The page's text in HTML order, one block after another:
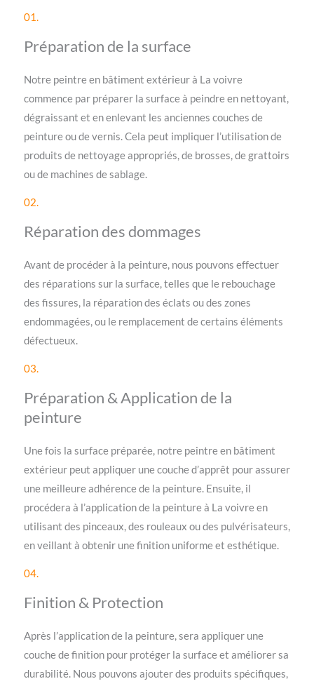
01.
Préparation de la surface
Notre peintre en bâtiment extérieur à La voivre
commence par préparer la surface à peindre en nettoyant,
dégraissant et en enlevant les anciennes couches de
peinture ou de vernis. Cela peut impliquer l’utilisation de
produits de nettoyage appropriés, de brosses, de grattoirs
ou de machines de sablage.
02.
Réparation des dommages
Avant de procéder à la peinture, nous pouvons effectuer
des réparations sur la surface, telles que le rebouchage
des fissures, la réparation des éclats ou des zones
endommagées, ou le remplacement de certains éléments
défectueux.
03.
Préparation & Application de la
peinture
Une fois la surface préparée, notre peintre en bâtiment
extérieur peut appliquer une couche d’apprêt pour assurer
une meilleure adhérence de la peinture. Ensuite, il
procédera à l’application de la peinture à La voivre en
utilisant des pinceaux, des rouleaux ou des pulvérisateurs,
en veillant à obtenir une finition uniforme et esthétique.
04.
Finition & Protection
Après l’application de la peinture, sera appliquer une
couche de finition pour protéger la surface et améliorer sa
durabilité. Nous pouvons ajouter des produits spécifiques,